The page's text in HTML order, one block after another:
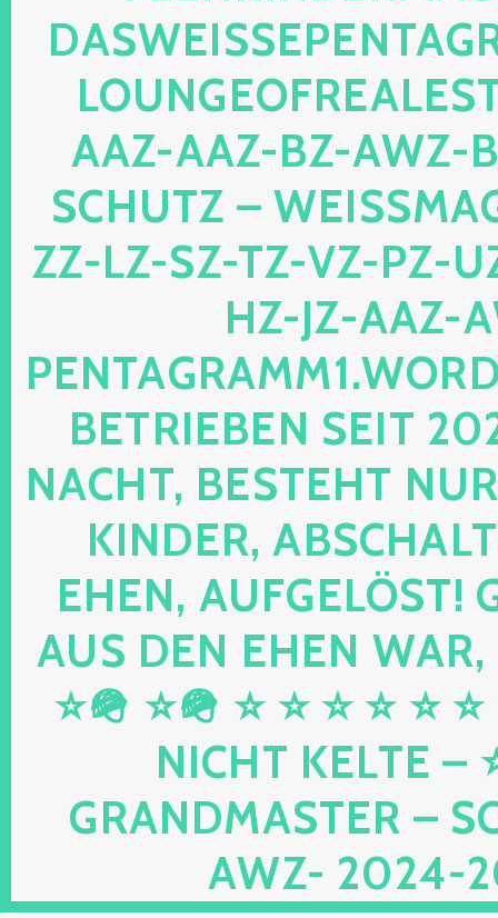
Z-AAZ-BZ-AWZ-BZ-
HUTZ –
LZ-SZ-TZ-VZ-PZ-UZ-
JZ-AAZ-
RIEBEN SEIT 2024
HT, BESTEHT NUR
DER,
N, AUFGELÖST!
DEN EHEN WAR,
⭐🪖 ⭐ ⭐ ⭐ ⭐ ⭐ ⭐
HT KELTE – ⭐⭐
DMASTER –
2024-2026